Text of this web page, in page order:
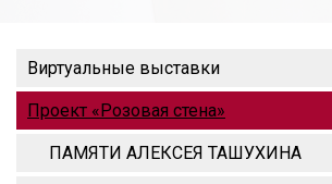
Виртуальные выставки
Проект «Розовая стена»
ПАМЯТИ АЛЕКСЕЯ ТАШУХИНА